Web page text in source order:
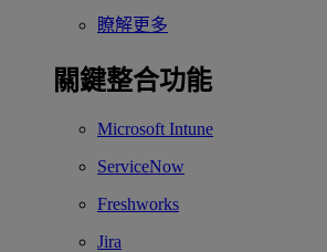
瞭解更多
關鍵整合功能
Microsoft Intune
ServiceNow
Freshworks
Jira